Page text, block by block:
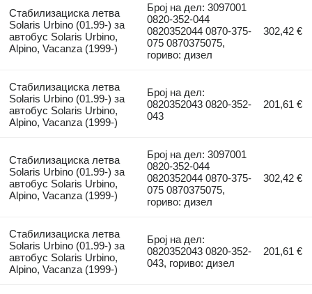
Стабилизациска летва
Solaris Urbino (01.99-) за
автобус Solaris Urbino,
Alpino, Vacanza (1999-)
Број на дел: 3097001
0820-352-044
0820352044 0870-375-
075 0870375075,
гориво: дизел
302,42 €
Стабилизациска летва
Solaris Urbino (01.99-) за
автобус Solaris Urbino,
Alpino, Vacanza (1999-)
Број на дел:
0820352043 0820-352-
043
201,61 €
Стабилизациска летва
Solaris Urbino (01.99-) за
автобус Solaris Urbino,
Alpino, Vacanza (1999-)
Број на дел: 3097001
0820-352-044
0820352044 0870-375-
075 0870375075,
гориво: дизел
302,42 €
Стабилизациска летва
Solaris Urbino (01.99-) за
автобус Solaris Urbino,
Alpino, Vacanza (1999-)
Број на дел:
0820352043 0820-352-
043, гориво: дизел
201,61 €